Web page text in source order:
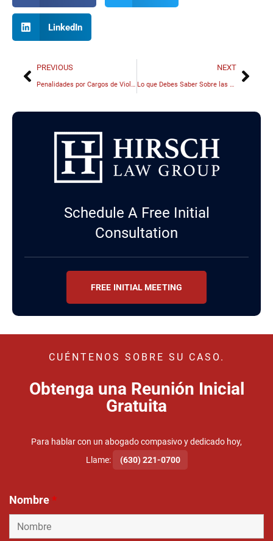
LinkedIn
PREVIOUS
Penalidades por Cargos de Violencia Doméstica en Illinois
NEXT
Lo que Debes Saber Sobre las Órdenes de Arresto por Violencia Doméstica
Schedule A Free Initial
Consultation
FREE INITIAL MEETING
CUÉNTENOS SOBRE SU CASO.
Obtenga una Reunión Inicial
Gratuita
Para hablar con un abogado compasivo y dedicado hoy,
Llame:
(630) 221-0700
Nombre*